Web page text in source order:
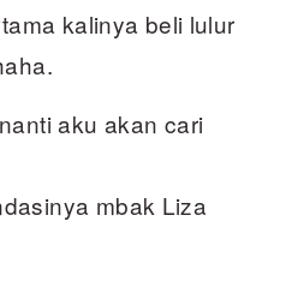
kalinya beli lulur
aku akan cari
mbak Liza